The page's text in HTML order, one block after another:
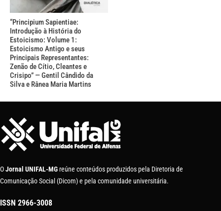
“Principium Sapientiae:
Introdução à História do
Estoicismo: Volume 1:
Estoicismo Antigo e seus
Principais Representantes:
Zenão de Cítio, Cleantes e
Crisipo” — Gentil Cândido da
Silva e Rânea Maria Martins
OJornal UNIFAL-MG reúne conteúdos produzidos pela Diretoria de
Comunicação Social (Dicom) e pela comunidade universitária.
ISSN 2966-3008